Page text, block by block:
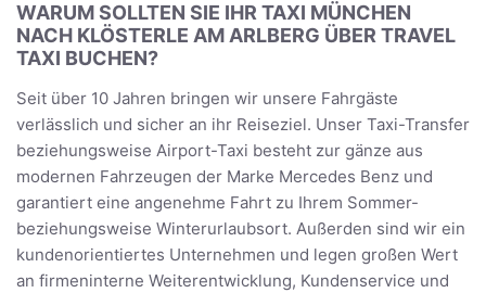
WARUM SOLLTEN SIE IHR TAXI MÜNCHEN
NACH KLÖSTERLE AM ARLBERG ÜBER TRAVEL
TAXI BUCHEN?
Seit über 10 Jahren bringen wir unsere Fahrgäste
verlässlich und sicher an ihr Reiseziel. Unser Taxi-Transfer
beziehungsweise Airport-Taxi besteht zur gänze aus
modernen Fahrzeugen der Marke Mercedes Benz und
garantiert eine angenehme Fahrt zu Ihrem Sommer-
beziehungsweise Winterurlaubsort. Außerden sind wir ein
kundenorientiertes Unternehmen und legen großen Wert
an firmeninterne Weiterentwicklung, Kundenservice und